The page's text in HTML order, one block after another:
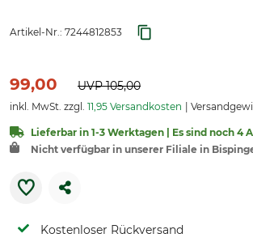
Artikel-Nr.: 7244812853
99,00 UVP105,00
inkl. MwSt. zzgl. 11,95 Versandkosten
Lieferbar in 1-3 Werktagen | Es sind noch 4
Nicht verfügbar in unserer Filiale in
Kostenloser Rückversand